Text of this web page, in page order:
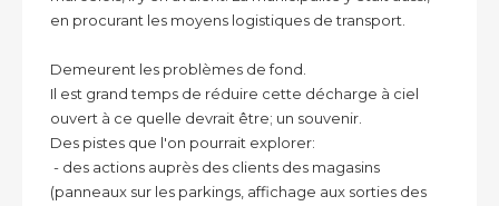
en procurant les moyens logistiques de transport.
Demeurent les problèmes de fond.
Il est grand temps de réduire cette décharge à ciel
ouvert à ce quelle devrait être; un souvenir.
Des pistes que l'on pourrait explorer:
- des actions auprès des clients des magasins
(panneaux sur les parkings, affichage aux sorties des